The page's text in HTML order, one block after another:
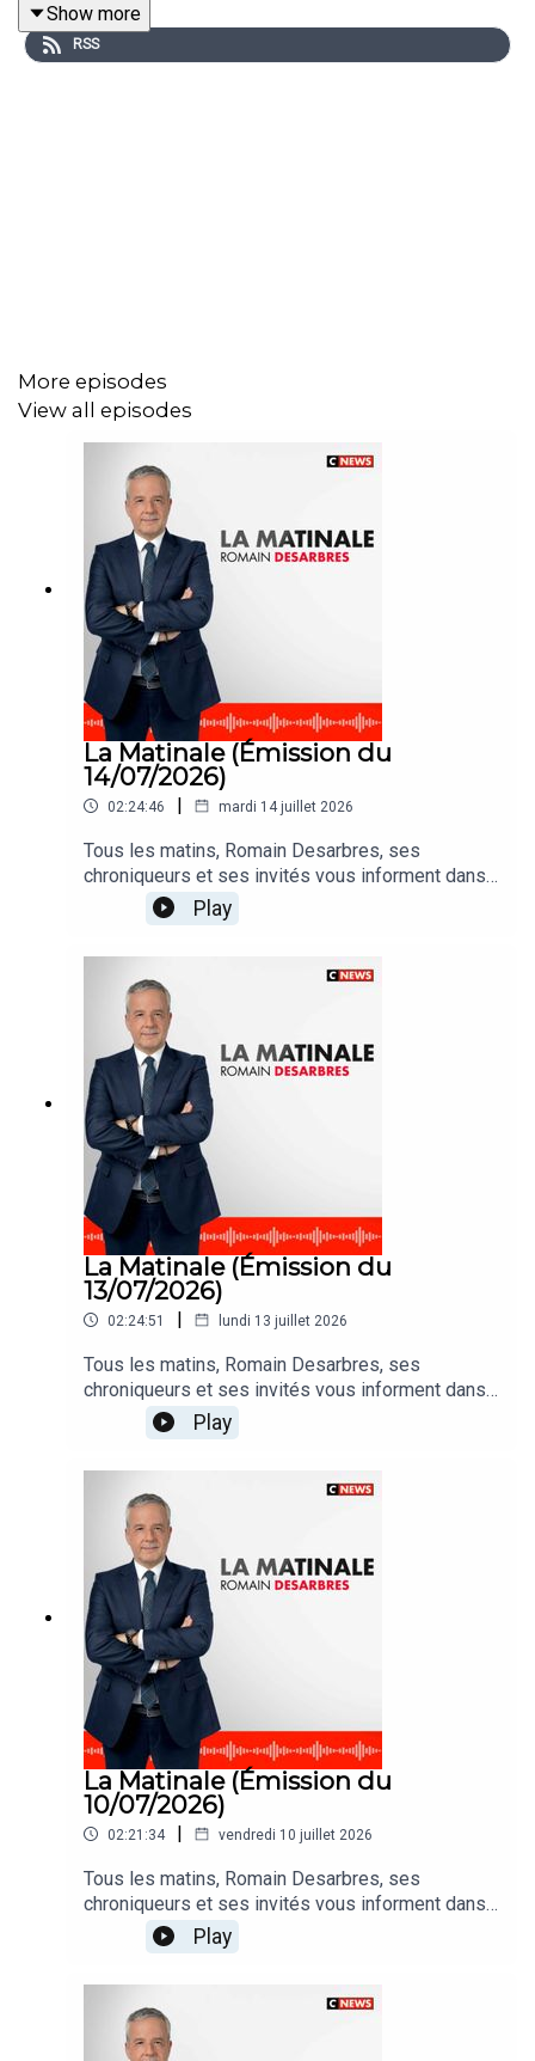
Show more
RSS
More episodes
View all episodes
La Matinale (Émission du
14/07/2026)
02:24:46 | mardi 14 juillet 2026
Tous les matins, Romain Desarbres, ses
chroniqueurs et ses invités vous informent dans
#LaMatinale
Play
La Matinale (Émission du
13/07/2026)
02:24:51 | lundi 13 juillet 2026
Tous les matins, Romain Desarbres, ses
chroniqueurs et ses invités vous informent dans
#LaMatinale
Play
La Matinale (Émission du
10/07/2026)
02:21:34 | vendredi 10 juillet 2026
Tous les matins, Romain Desarbres, ses
chroniqueurs et ses invités vous informent dans
#LaMatinale
Play